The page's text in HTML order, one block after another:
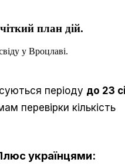
план дій.
у Вроцлаві.
періоду до 23
перевірки кількість
українцями: